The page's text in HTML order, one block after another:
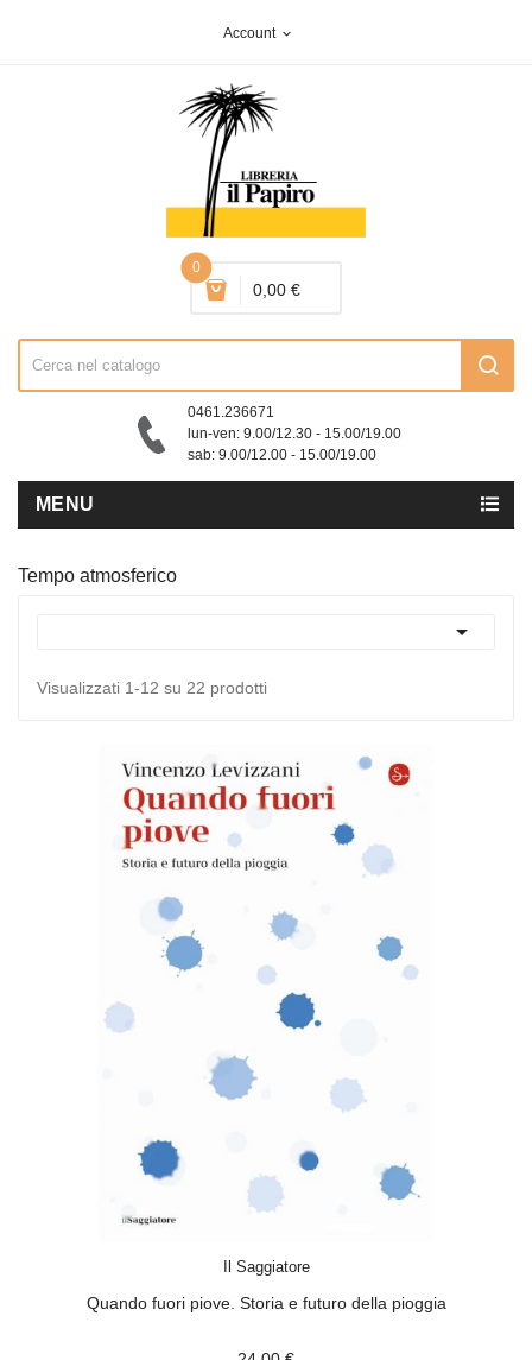
Account expand_more
0
0,00 €
0461.236671
lun-ven: 9.00/12.30 - 15.00/19.00
sab: 9.00/12.00 - 15.00/19.00
MENU
Tempo atmosferico

Visualizzati 1-12 su 22 prodotti
Il Saggiatore
Quando fuori piove. Storia e futuro della pioggia